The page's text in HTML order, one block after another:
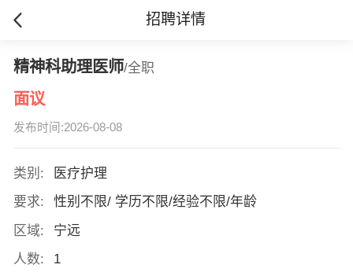
招聘详情
精神科助理医师/全职
面议
发布时间:2026-08-08
类别:
医疗护理
要求:
性别不限/ 学历不限/经验不限/年龄
区域:
宁远
人数:
1